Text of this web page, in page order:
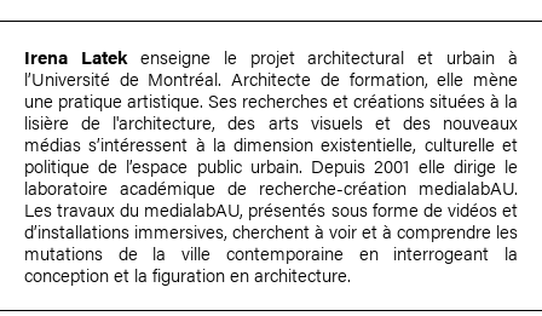
Irena Latekenseigne le projet architectural et urbain à
l’Université de Montréal. Architecte de formation, elle mène
une pratique artistique. Ses recherches et créations situées à la
lisière de l'architecture, des arts visuels et des nouveaux
médias s’intéressent à la dimension existentielle, culturelle et
politique de l’espace public urbain. Depuis 2001 elle dirige le
laboratoire académique de recherche-création medialabAU.
Les travaux du medialabAU, présentés sous forme de vidéos et
d’installations immersives, cherchent à voir et à comprendre les
mutations de la ville contemporaine en interrogeant la
conception et la figuration en architecture.